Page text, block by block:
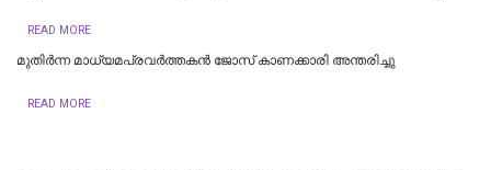
READ MORE
മുതിർന്ന മാധ്യമപ്രവർത്തകൻ ജോസ് കാണക്കാരി അന്തരിച്ചു
READ MORE